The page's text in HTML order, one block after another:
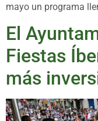
mayo un programa
El
Fiestas
más